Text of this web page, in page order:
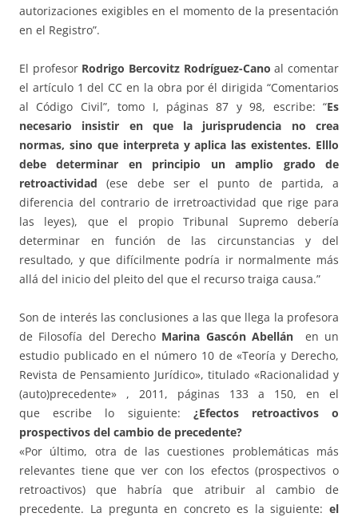
autorizaciones exigibles en el momento de la presentación
en el Registro”.
El profesor Rodrigo Bercovitz Rodríguez-Cano al comentar
el artículo 1 del CC en la obra por él dirigida “Comentarios
al Código Civil”, tomo I, páginas 87 y 98, escribe: “Es
necesario insistir en que la jurisprudencia no crea
normas, sino que interpreta y aplica las existentes. Elllo
debe determinar en principio un amplio grado de
retroactividad(ese debe ser el punto de partida, a
diferencia del contrario de irretroactividad que rige para
las leyes), que el propio Tribunal Supremo debería
determinar en función de las circunstancias y del
resultado, y que difícilmente podría ir normalmente más
allá del inicio del pleito del que el recurso traiga causa.”
Son de interés las conclusiones a las que llega la profesora
de Filosofía del Derecho Marina Gascón Abellán en un
estudio publicado en el número 10 de «Teoría y Derecho,
Revista de Pensamiento Jurídico», titulado «Racionalidad y
(auto)precedente» , 2011, páginas 133 a 150, en el
que escribe lo siguiente: ¿Efectos retroactivos o
prospectivos del cambio de precedente?
«Por último, otra de las cuestiones problemáticas más
relevantes tiene que ver con los efectos (prospectivos o
retroactivos) que habría que atribuir al cambio de
precedente. La pregunta en concreto es la siguiente: el